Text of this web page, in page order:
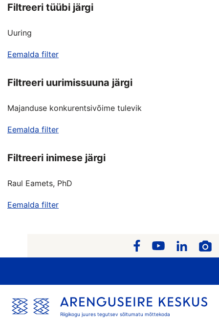
Filtreeri tüübi järgi
Uuring
Eemalda filter
Filtreeri uurimissuuna järgi
Majanduse konkurentsivõime tulevik
Eemalda filter
Filtreeri inimese järgi
Raul Eamets, PhD
Eemalda filter
Riigikogu juures tegutsev sõltumatu mõttekoda